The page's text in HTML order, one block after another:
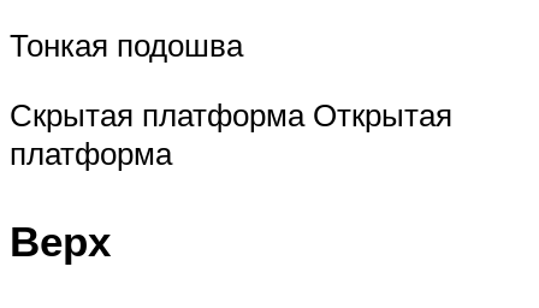
Тонкая подошва
Скрытая платформа Открытая
платформа
Верх